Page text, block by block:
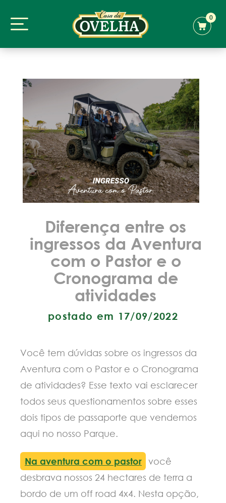
0
Diferença entre os
ingressos da Aventura
com o Pastor e o
Cronograma de
atividades
postado em 17/09/2022
Você tem dúvidas sobre os ingressos da
Aventura com o Pastor e o Cronograma
de atividades? Esse texto vai esclarecer
todos seus questionamentos sobre esses
dois tipos de passaporte que vendemos
aqui no nosso Parque.
Na aventura com o pastor você
desbrava nossos 24 hectares de terra a
bordo de um off road 4x4. Nesta opção,